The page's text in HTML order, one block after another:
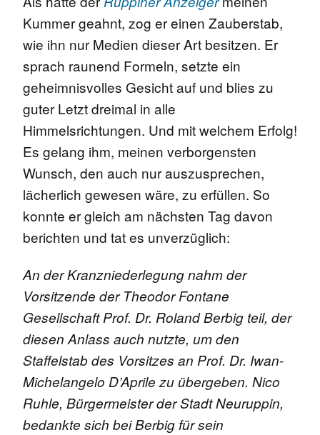
Kummer geahnt, zog er einen Zauberstab,
wie ihn nur Medien dieser Art besitzen. Er
sprach raunend Formeln, setzte ein
geheimnisvolles Gesicht auf und blies zu
guter Letzt dreimal in alle
Himmelsrichtungen. Und mit welchem Erfolg!
Es gelang ihm, meinen verborgensten
Wunsch, den auch nur auszusprechen,
lächerlich gewesen wäre, zu erfüllen. So
konnte er gleich am nächsten Tag davon
berichten und tat es unverzüglich:
An der Kranzniederlegung nahm der
Vorsitzende der Theodor Fontane
Gesellschaft Prof. Dr. Roland Berbig teil, der
diesen Anlass auch nutzte, um den
Staffelstab des Vorsitzes an Prof. Dr. Iwan-
Michelangelo D’Aprile zu übergeben. Nico
Ruhle, Bürgermeister der Stadt Neuruppin,
bedankte sich bei Berbig für sein